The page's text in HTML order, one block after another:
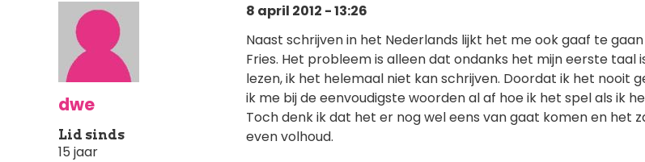
dwe
Lid sinds
15 jaar
8 april 2012 - 13:26
Naast schrijven in het Nederlands lijkt het me ook gaaf te
Fries. Het probleem is alleen dat ondanks het mijn eerste taal
lezen, ik het helemaal niet kan schrijven. Doordat ik het nooit
ik me bij de eenvoudigste woorden al af hoe ik het spel als ik
Toch denk ik dat het er nog wel eens van gaat komen en het
even volhoud.